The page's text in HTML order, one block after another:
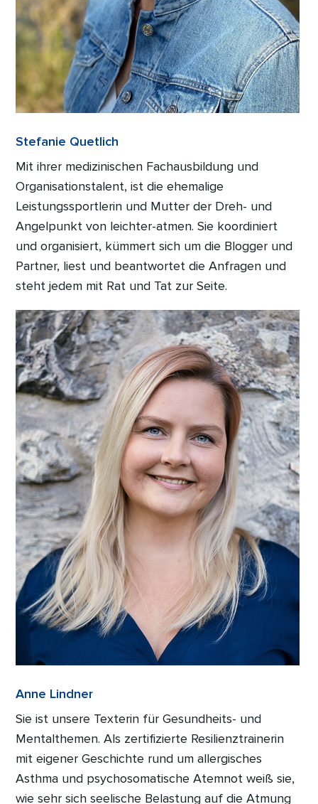
Stefanie Quetlich
Mit ihrer medizinischen Fachausbildung und
Organisationstalent, ist die ehemalige
Leistungssportlerin und Mutter der Dreh- und
Angelpunkt von leichter-atmen. Sie koordiniert
und organisiert, kümmert sich um die Blogger und
Partner, liest und beantwortet die Anfragen und
steht jedem mit Rat und Tat zur Seite.
Anne Lindner
Sie ist unsere Texterin für Gesundheits- und
Mentalthemen. Als zertifizierte Resilienztrainerin
mit eigener Geschichte rund um allergisches
Asthma und psychosomatische Atemnot weiß sie,
wie sehr sich seelische Belastung auf die Atmung